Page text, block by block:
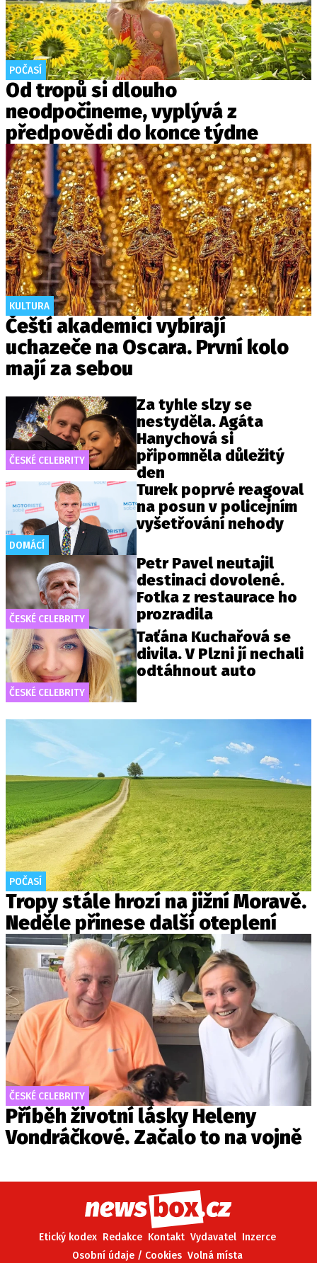
POČASÍ
Od tropů si dlouho
neodpočineme, vyplývá z
předpovědi do konce týdne
KULTURA
Čeští akademici vybírají
uchazeče na Oscara. První kolo
mají za sebou
ČESKÉ CELEBRITY
Za tyhle slzy se
nestyděla. Agáta
Hanychová si
připomněla důležitý
den
DOMÁCÍ
Turek poprvé reagoval
na posun v policejním
vyšetřování nehody
ČESKÉ CELEBRITY
Petr Pavel neutajil
destinaci dovolené.
Fotka z restaurace ho
prozradila
ČESKÉ CELEBRITY
Taťána Kuchařová se
divila. V Plzni jí nechali
odtáhnout auto
POČASÍ
Tropy stále hrozí na jižní Moravě.
Neděle přinese další oteplení
ČESKÉ CELEBRITY
Příběh životní lásky Heleny
Vondráčkové. Začalo to na vojně
Etický kodex Redakce Kontakt Vydavatel Inzerce
Osobní údaje / Cookies Volná místa